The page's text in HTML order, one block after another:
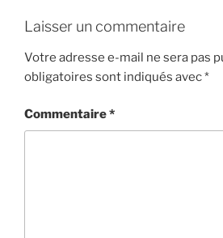
Laisser un commentaire
Votre adresse e-mail ne sera pas
obligatoires sont indiqués avec*
Commentaire*